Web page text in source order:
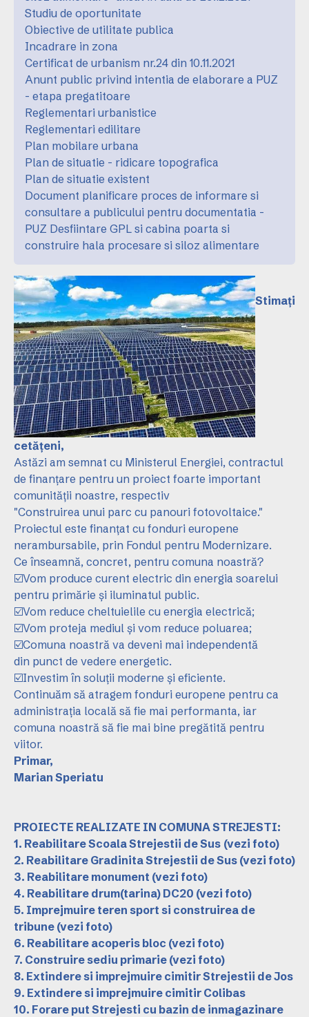
Studiu de oportunitate
Obiective de utilitate publica
Incadrare in zona
Certificat de urbanism nr.24 din 10.11.2021
Anunt public privind intentia de elaborare a PUZ
- etapa pregatitoare
Reglementari urbanistice
Reglementari edilitare
Plan mobilare urbana
Plan de situatie - ridicare topografica
Plan de situatie existent
Document planificare proces de informare si
consultare a publicului pentru documentatia -
PUZ Desfiintare GPL si cabina poarta si
construire hala procesare si siloz alimentare
Stimați
cetățeni,
Astăzi am semnat cu Ministerul Energiei, contractul
de finanțare pentru un proiect foarte important
comunității noastre, respectiv
"Construirea unui parc cu panouri fotovoltaice."
Proiectul este finanțat cu fonduri europene
nerambursabile, prin Fondul pentru Modernizare.
Ce înseamnă, concret, pentru comuna noastră?
☑️Vom produce curent electric din energia soarelui
pentru primărie și iluminatul public.
☑️Vom reduce cheltuielile cu energia electrică;
☑️Vom proteja mediul și vom reduce poluarea;
☑️Comuna noastră va deveni mai independentă
din punct de vedere energetic.
☑️Investim în soluții moderne și eficiente.
Continuăm să atragem fonduri europene pentru ca
administrația locală să fie mai performanta, iar
comuna noastră să fie mai bine pregătită pentru
viitor.
Primar,
Marian Speriatu
PROIECTE REALIZATE IN COMUNA STREJESTI:
1. Reabilitare Scoala Strejestii de Sus (vezi foto)
2. Reabilitare Gradinita Strejestii de Sus (vezi foto)
3. Reabilitare monument (vezi foto)
4. Reabilitare drum(tarina) DC20 (vezi foto)
5. Imprejmuire teren sport si construirea de
tribune (vezi foto)
6. Reabilitare acoperis bloc (vezi foto)
7. Construire sediu primarie (vezi foto)
8. Extindere si imprejmuire cimitir Strejestii de Jos
9. Extindere si imprejmuire cimitir Colibas
10. Forare put Strejesti cu bazin de inmagazinare